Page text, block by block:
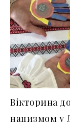
Вікторина
нацизмом у